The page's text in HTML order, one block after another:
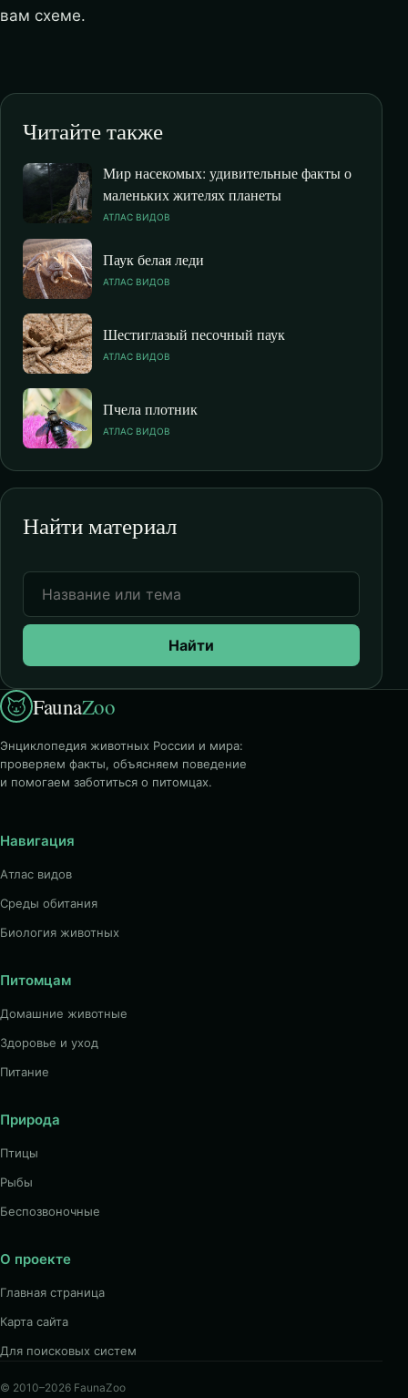
вам схеме.
Читайте также
Мир насекомых: удивительные факты о
маленьких жителях планеты
АТЛАС ВИДОВ
Паук белая леди
АТЛАС ВИДОВ
Шестиглазый песочный паук
АТЛАС ВИДОВ
Пчела плотник
АТЛАС ВИДОВ
Найти материал
Найти
FaunaZoo
Энциклопедия животных России и мира:
проверяем факты, объясняем поведение
и помогаем заботиться о питомцах.
Навигация
Атлас видов
Среды обитания
Биология животных
Питомцам
Домашние животные
Здоровье и уход
Питание
Природа
Птицы
Рыбы
Беспозвоночные
О проекте
Главная страница
Карта сайта
Для поисковых систем
© 2010–2026 FaunaZoo